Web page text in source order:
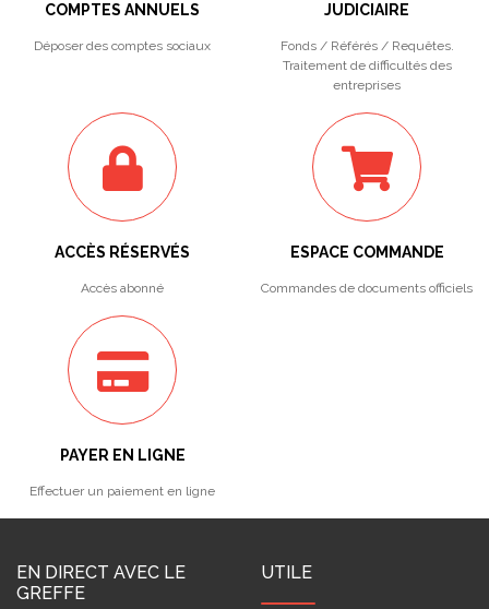
COMPTES ANNUELS
Déposer des comptes sociaux
JUDICIAIRE
Fonds / Référés / Requêtes.
Traitement de difficultés des
entreprises
ACCÈS RÉSERVÉS
Accès abonné
ESPACE COMMANDE
Commandes de documents officiels
PAYER EN LIGNE
Effectuer un paiement en ligne
EN DIRECT AVEC LE
GREFFE
UTILE